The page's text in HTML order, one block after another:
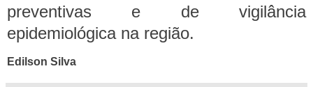
preventivas e de vigilância
epidemiológica na região.
Edilson Silva